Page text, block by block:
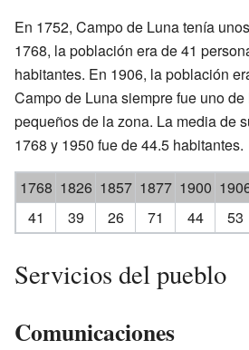
En 1752, Campo de Luna tenía
1768, la población era de 41
habitantes. En 1906, la población
Campo de Luna siempre fue uno
pequeños de la zona. La media de
1768 y 1950 fue de 44.5 habitantes.
1768 1826 1857 1877 1900
41
39 26 71 44 53
Servicios del pueblo
Comunicaciones